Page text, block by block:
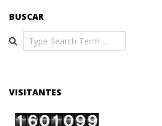
BUSCAR
Search
VISITANTES